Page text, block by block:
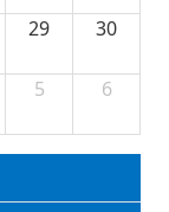
29 30
5 6